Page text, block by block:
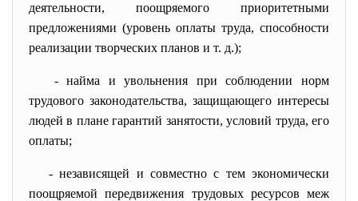
деятельности, поощряемого приоритетными
предложениями (уровень оплаты труда, способности
реализации творческих планов и т. д.);
- найма и увольнения при соблюдении норм
трудового законодательства, защищающего интересы
людей в плане гарантий занятости, условий труда, его
оплаты;
- независящей и совместно с тем экономически
поощряемой передвижения трудовых ресурсов меж